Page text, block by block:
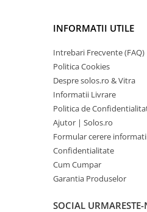
INFORMATII UTILE
Intrebari Frecvente (FAQ)
Politica Cookies
Despre solos.ro & Vitra
Informatii Livrare
Politica de
Ajutor | Solos.ro
Formular cerere
Confidentialitate
Cum Cumpar
Garantia Produselor
SOCIAL